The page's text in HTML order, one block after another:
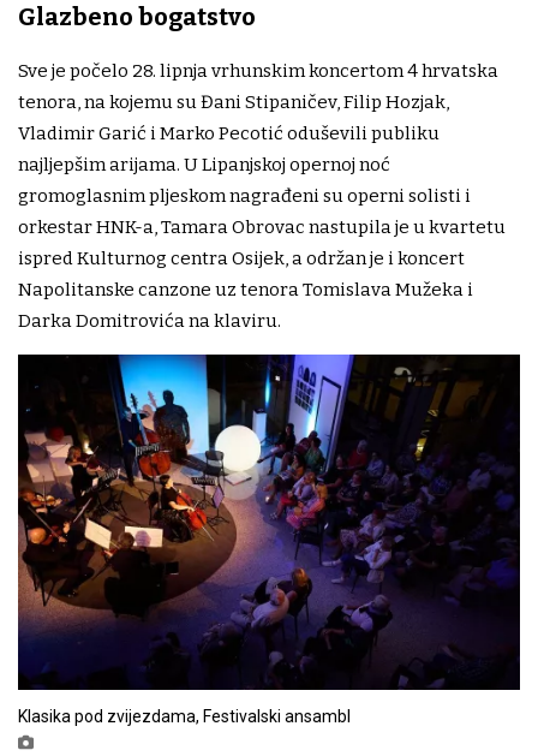
Glazbeno bogatstvo
Sve je počelo 28. lipnja vrhunskim koncertom 4 hrvatska
tenora, na kojemu su Đani Stipaničev, Filip Hozjak,
Vladimir Garić i Marko Pecotić oduševili publiku
najljepšim arijama. U Lipanjskoj opernoj noć
gromoglasnim pljeskom nagrađeni su operni solisti i
orkestar HNK-a, Tamara Obrovac nastupila je u kvartetu
ispred Kulturnog centra Osijek, a održan je i koncert
Napolitanske canzone uz tenora Tomislava Mužeka i
Darka Domitrovića na klaviru.
Klasika pod zvijezdama, Festivalski ansambl